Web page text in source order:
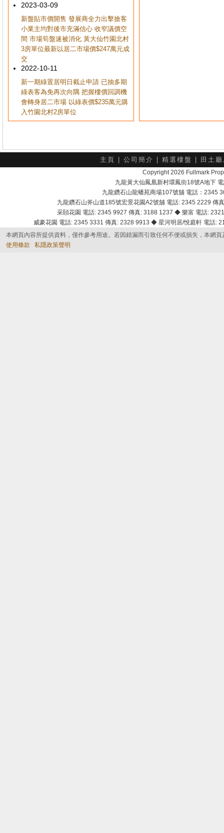
2023-03-09
新盤貼市價開售 發展商全力出擊搶客
小業主均對後市充滿信心 收窄議價空
間 市場筍盤速被消化 黃大仙竹園北村
3房單位最新以居二市場價$247萬元成
交
2022-10-11
新一期綠置居明日截止申請 已抽多期
綠表客為免再次向隅 把握樓價回調機
會轉身居二市場 以綠表價$235萬元購
入竹園北村2房單位
主頁 公司簡介 精選樓盤 田土
Copyright 2026 Fullmark
九龍黃大仙鳳凰新村環鳳街18號A地下
九龍鑽石山龍蟠苑商場107號舖 電話：2345
九龍鑽石山斧山道185號宏景花園A2號舖 電話: 2345 2229
采頣花園 電話: 2345 9927 傳真: 3188 1237 ◆ 樂富 電話:
威豪花園 電話: 2345 3331 傳真: 2328 9913 ◆ 星河明居/悅庭軒 電話
本網頁內容所提供資料，僅作參考用途。若因錯漏而引致任何不便或損失，本網
使用條款
私隱政策聲明